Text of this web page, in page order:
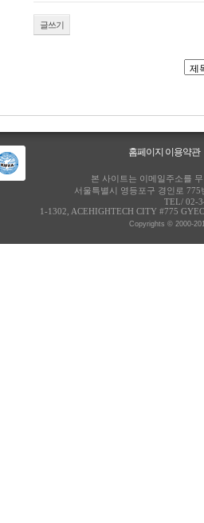
글쓰기
홈페이지 이용약관
본 사이트는 이메일주소를
서울특별시 영등포구 경인로
TEL/ 02-
1-1302, ACEHIGHTECH CITY #775
Copyrights © 2000-